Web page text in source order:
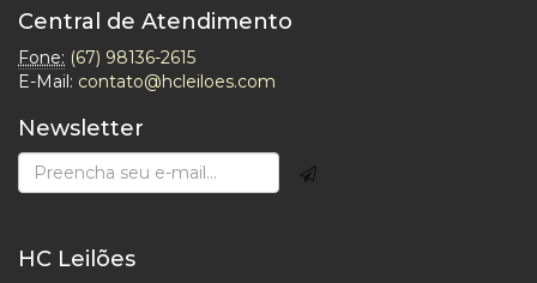
Central de Atendimento
Fone: (67) 98136-2615
E-Mail: contato@hcleiloes.com
Newsletter
HC Leilões